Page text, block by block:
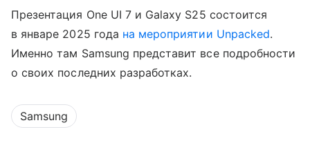
Презентация One UI 7 и Galaxy S25 состоится
в январе 2025 года на мероприятии Unpacked.
Именно там Samsung представит все подробности
о своих последних разработках.
Samsung